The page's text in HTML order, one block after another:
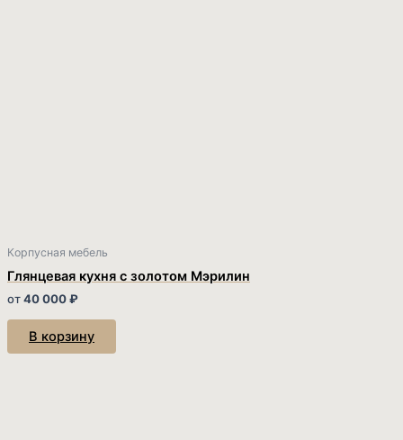
Корпусная мебель
Глянцевая кухня с золотом Мэрилин
от40 000₽
В корзину